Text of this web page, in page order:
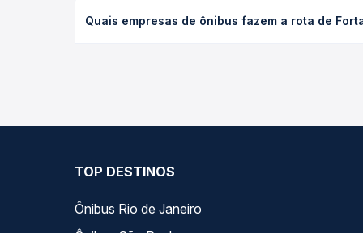
de poltrona e a antecedência da compra. Na
Quais empresas de ônibus fazem a rota de
TOP DESTINOS
Ônibus Rio de Janeiro